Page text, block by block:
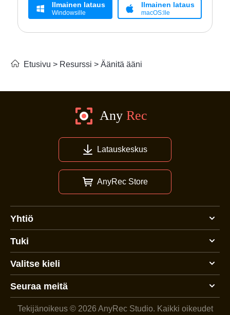
Ilmainen lataus
Windowsille
Ilmainen lataus
macOS:lle
Etusivu > Resurssi > Äänitä ääni
Latauskeskus
AnyRec Store
Yhtiö
Tuki
Valitse kieli
Seuraa meitä
Tekijänoikeus © 2026 AnyRec Studio. Kaikki oikeudet